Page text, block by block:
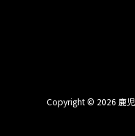
Copyright © 2026 鹿児